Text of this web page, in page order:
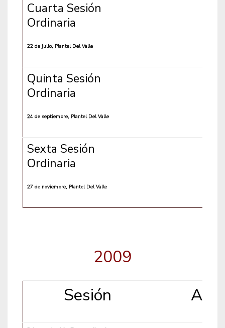
Cuarta Sesión
Ordinaria
22 de julio, Plantel Del Valle
Quinta Sesión
Ordinaria
24 de septiembre, Plantel Del Valle
Sexta Sesión
Ordinaria
27 de noviembre, Plantel Del Valle
2009
Sesión